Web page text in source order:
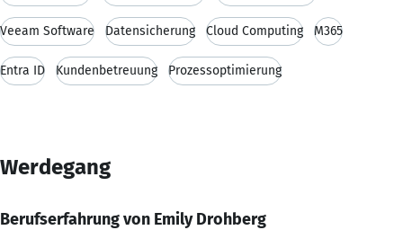
Veeam Software Datensicherung Cloud Computing M365
Entra ID Kundenbetreuung Prozessoptimierung
Werdegang
Berufserfahrung von Emily Drohberg